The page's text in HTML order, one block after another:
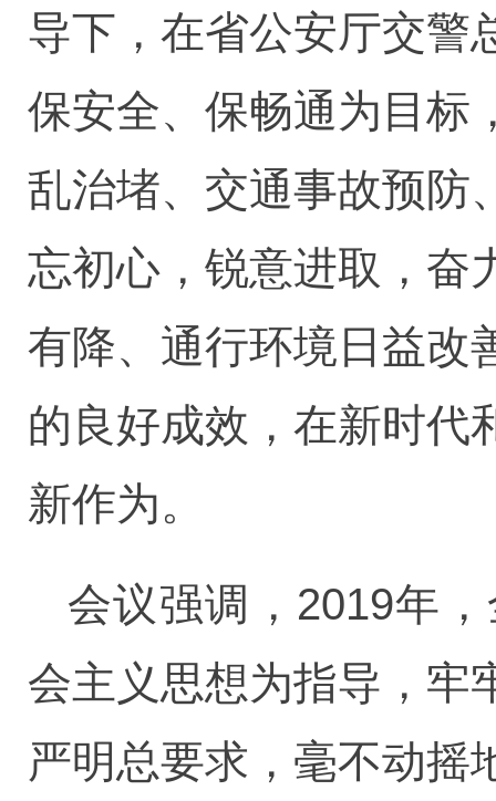
导下，在省公安厅交警
保安全、保畅通为目标
乱治堵、交通事故预防
忘初心，锐意进取，奋
有降、通行环境日益改
的良好成效，在新时代
新作为。
会议强调，2019年
会主义思想为指导，牢
严明总要求，毫不动摇